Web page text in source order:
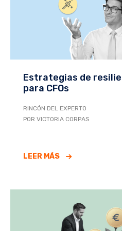
Estrategias de
para CFOs
RINCÓN DEL EXPERTO
POR VICTORIA CORPAS
LEER MÁS